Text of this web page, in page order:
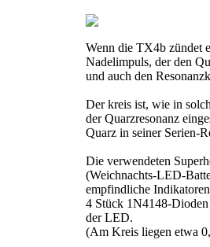
Wenn die TX4b zündet
Nadelimpuls, der den
und auch den
Der kreis ist, wie in
der Quarzresonanz
Quarz in seiner Serien-
Die verwendeten
(Weichnachts-LED-
empfindliche
4 Stück 1N4148-
der LED.
(Am Kreis liegen etwa